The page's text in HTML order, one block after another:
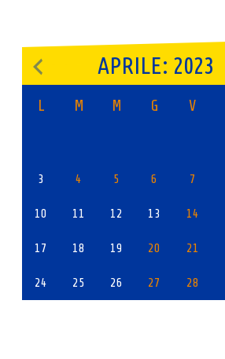
APRILE: 2023
L M M G V
3 4 5 6 7
10 11 12 13 14
17 18 19 20 21
24 25 26 27 28